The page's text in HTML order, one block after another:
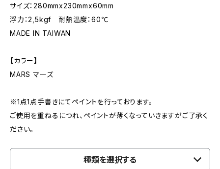
サイズ：280mmx230mmx60mm
浮力：2,5kgf 耐熱温度：60℃
MADE IN TAIWAN
【カラー】
MARS マーズ
※1点1点手書きにてペイントを行っております。
ご使用を重ねるにつれ、ペイントが薄くなっていきますがご了承く
ださい。
種類を選択する